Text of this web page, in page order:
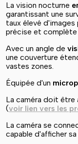
La vision nocturne
garantissant une
taux élevé d'images
précise et complète
Avec un angle de
une couverture
vastes zones.
Équipée d'un
La caméra doit être
(voir lien vers les
La caméra se
capable d'afficher